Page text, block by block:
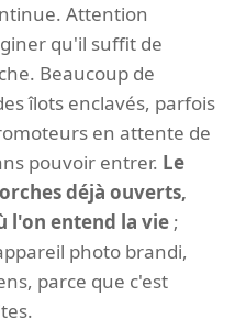
Attention
qu'il suffit de
Beaucoup de
îlots enclavés, parfois
en attente de
pouvoir entrer. Le
déjà ouverts,
l'on entend la vie ;
photo brandi,
parce que c'est